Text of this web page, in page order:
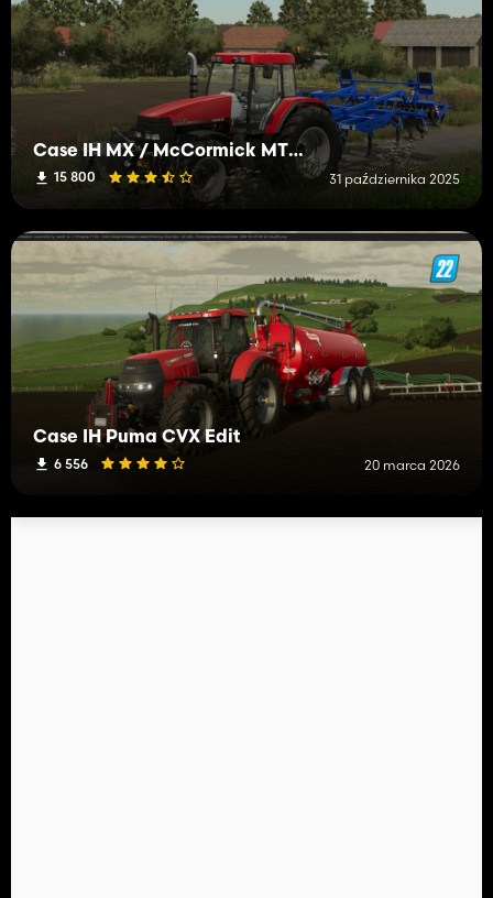
Case IH MX / McCormick MTX Pack
15 800 31 października 2025
Case IH Puma CVX Edit
6 556 20 marca 2026